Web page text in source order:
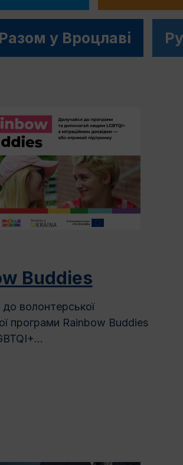
Разом у Вроцлавi
Buddies
волонтерської
програми Rainbow Buddies